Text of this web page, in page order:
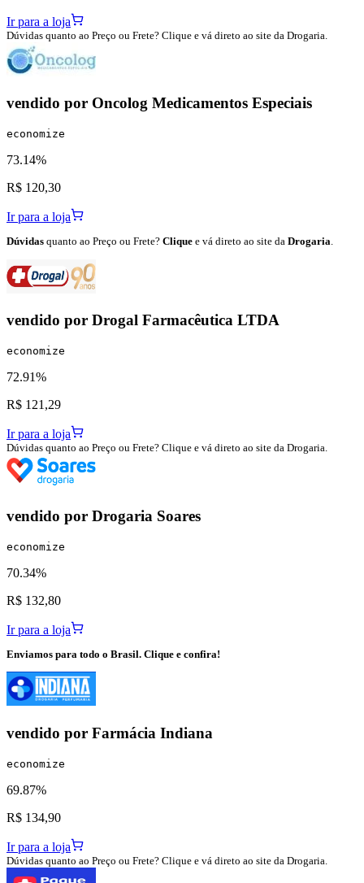
Ir para a loja
Dúvidas quanto ao Preço ou Frete? Clique e vá direto ao site da Drogaria.
vendido por Oncolog Medicamentos Especiais
economize
73.14%
R$ 120,30
Ir para a loja
Dúvidas quanto ao Preço ou Frete? Clique e vá direto ao site da Drogaria.
vendido por Drogal Farmacêutica LTDA
economize
72.91%
R$ 121,29
Ir para a loja
Dúvidas quanto ao Preço ou Frete? Clique e vá direto ao site da Drogaria.
vendido por Drogaria Soares
economize
70.34%
R$ 132,80
Ir para a loja
Enviamos para todo o Brasil. Clique e confira!
vendido por Farmácia Indiana
economize
69.87%
R$ 134,90
Ir para a loja
Dúvidas quanto ao Preço ou Frete? Clique e vá direto ao site da Drogaria.